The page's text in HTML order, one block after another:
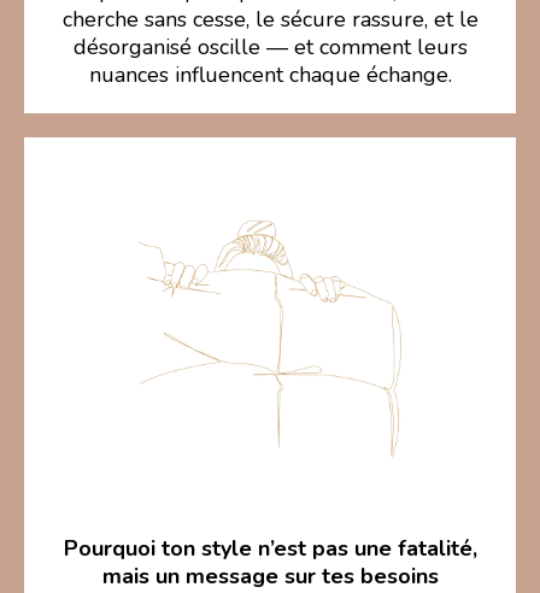
cherche sans cesse, le sécure rassure, et le
désorganisé oscille — et comment leurs
nuances influencent chaque échange.
Pourquoi ton style n’est pas une fatalité,
mais un message sur tes besoins